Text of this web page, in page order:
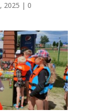
2025 | 0